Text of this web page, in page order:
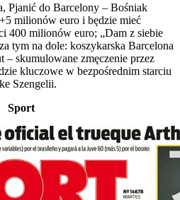
Pjanić do Barcelony – Bośniak
milionów euro i będzie mieć
400 milionów euro; „Dam z siebie
tym na dole: koszykarska Barcelona
– skumulowane zmęczenie przez
kluczowe w bezpośrednim starciu
Szengelii.
Sport